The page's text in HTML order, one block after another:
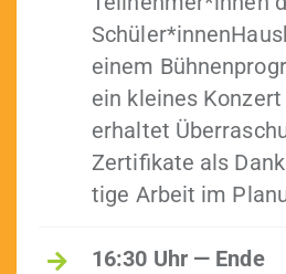
einem
ein kleines
erhal­tet
Zer­ti­fikate als
tige Arbeit im
16:30 Uhr — Ende